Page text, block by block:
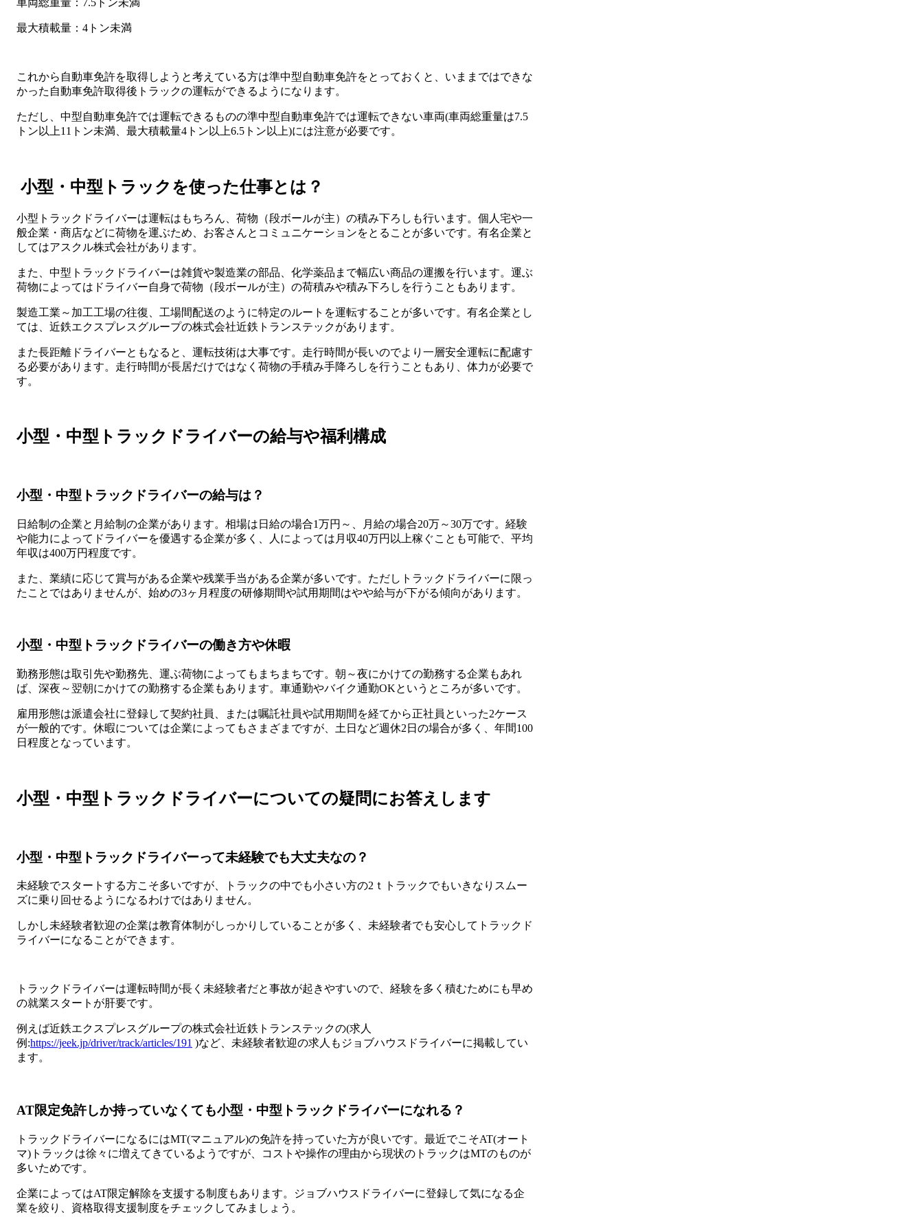
最大積載量：4トン未満
これから自動車免許を取得しようと考えている方は準中型自動車免許をとっておくと、いままではできな
かった自動車免許取得後トラックの運転ができるようになります。
ただし、中型自動車免許では運転できるものの準中型自動車免許では運転できない車両(車両総重量は7.5
トン以上11トン未満、最大積載量4トン以上6.5トン以上)には注意が必要です。
小型・中型トラックを使った仕事とは？
小型トラックドライバーは運転はもちろん、荷物（段ボールが主）の積み下ろしも行います。個人宅や一
般企業・商店などに荷物を運ぶため、お客さんとコミュニケーションをとることが多いです。有名企業と
してはアスクル株式会社があります。
また、中型トラックドライバーは雑貨や製造業の部品、化学薬品まで幅広い商品の運搬を行います。運ぶ
荷物によってはドライバー自身で荷物（段ボールが主）の荷積みや積み下ろしを行うこともあります。
製造工業～加工工場の往復、工場間配送のように特定のルートを運転することが多いです。有名企業とし
ては、近鉄エクスプレスグループの株式会社近鉄トランステックがあります。
また長距離ドライバーともなると、運転技術は大事です。走行時間が長いのでより一層安全運転に配慮す
る必要があります。走行時間が長居だけではなく荷物の手積み手降ろしを行うこともあり、体力が必要で
す。
小型・中型トラックドライバーの給与や福利構成
小型・中型トラックドライバーの給与は？
日給制の企業と月給制の企業があります。相場は日給の場合1万円～、月給の場合20万～30万です。経験
や能力によってドライバーを優遇する企業が多く、人によっては月収40万円以上稼ぐことも可能で、平均
年収は400万円程度です。
また、業績に応じて賞与がある企業や残業手当がある企業が多いです。ただしトラックドライバーに限っ
たことではありませんが、始めの3ヶ月程度の研修期間や試用期間はやや給与が下がる傾向があります。
小型・中型トラックドライバーの働き方や休暇
勤務形態は取引先や勤務先、運ぶ荷物によってもまちまちです。朝～夜にかけての勤務する企業もあれ
ば、深夜～翌朝にかけての勤務する企業もあります。車通勤やバイク通勤OKというところが多いです。
雇用形態は派遣会社に登録して契約社員、または嘱託社員や試用期間を経てから正社員といった2ケース
が一般的です。休暇については企業によってもさまざまですが、土日など週休2日の場合が多く、年間100
日程度となっています。
小型・中型トラックドライバーについての疑問にお答えします
小型・中型トラックドライバーって未経験でも大丈夫なの？
未経験でスタートする方こそ多いですが、トラックの中でも小さい方の2ｔトラックでもいきなりスムー
ズに乗り回せるようになるわけではありません。
しかし未経験者歓迎の企業は教育体制がしっかりしていることが多く、未経験者でも安心してトラックド
ライバーになることができます。
トラックドライバーは運転時間が長く未経験者だと事故が起きやすいので、経験を多く積むためにも早め
の就業スタートが肝要です。
例えば近鉄エクスプレスグループの株式会社近鉄トランステックの(求人
例:https://jeek.jp/driver/track/articles/191 )など、未経験者歓迎の求人もジョブハウスドライバーに掲載してい
ます。
AT限定免許しか持っていなくても小型・中型トラックドライバーになれる？
トラックドライバーになるにはMT(マニュアル)の免許を持っていた方が良いです。最近でこそAT(オート
マ)トラックは徐々に増えてきているようですが、コストや操作の理由から現状のトラックはMTのものが
多いためです。
企業によってはAT限定解除を支援する制度もあります。ジョブハウスドライバーに登録して気になる企
業を絞り、資格取得支援制度をチェックしてみましょう。